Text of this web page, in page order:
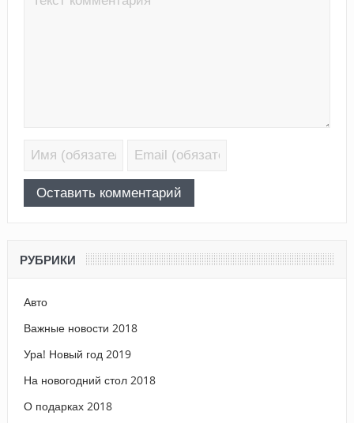
РУБРИКИ
Авто
Важные новости 2018
Ура! Новый год 2019
На новогодний стол 2018
О подарках 2018